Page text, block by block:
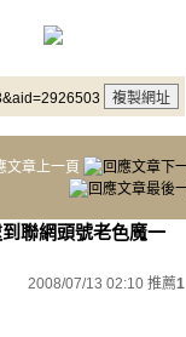
聯網頭號老色魔一
2008/07/13 02:10 推薦1